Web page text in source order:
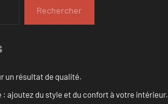
Rechercher
un résultat de qualité.
: ajoutez du style et du confort à votre intérieur.